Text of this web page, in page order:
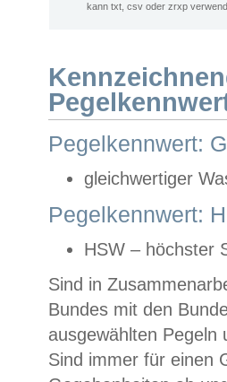
kann txt, csv oder zrxp
Pegelkennwert:
gleichwertiger
Pegelkennwert:
HSW – höchster
Sind in
Bundes mit den
ausgewählten
Sind immer für einen